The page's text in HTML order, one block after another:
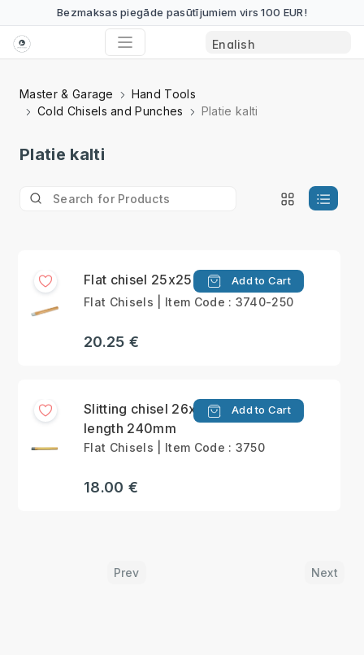
Bezmaksas piegāde pasūtījumiem virs 100 EUR!
Master & Garage
Hand Tools
Cold Chisels and Punches
Platie kalti
Platie kalti
Flat chisel 25x250mm Add to Cart
Flat Chisels | Item Code : 3740-250
20.25 €
Slitting chisel 26x7mm
length 240mm
Add to Cart
Flat Chisels | Item Code : 3750
18.00 €
Prev Next